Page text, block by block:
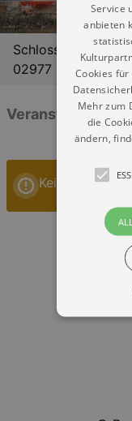
Schlossplatz 2
02977
Veranstaltungen:
Keine
Service
anbieten
Cookies
Mehr zum
die
ändern,
Essentielle
gebraucht.